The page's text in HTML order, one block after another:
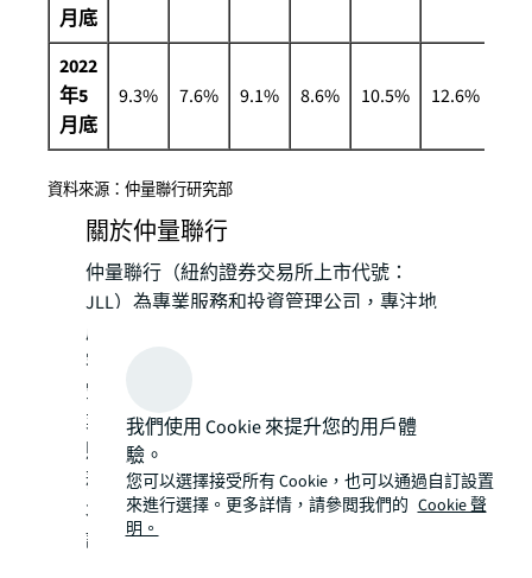
月底
2022
年5
月底
9.3% 7.6% 9.1% 8.6% 10.5% 12.6%
資料來源：仲量聯行研究部
關於仲量聯行
仲量聯行（紐約證券交易所上市代號：
JLL）為專業服務和投資管理公司，專注地
產及投資管理。我們利用最先進的科技，為
客戶、員工及社區創造難得的機會、理想的
空間及可持續發展地產方案，以重塑地產行
業的未來，打造更美好的世界。仲量聯行為
財富500公司，2021年收入達194億美元，業
務遍佈全球超過80個國家，截至2022年3月
31日，全球員工數目超過100,000人。詳情
請瀏覽www.jll.com
我們使用 Cookie 來提升您的用戶體
驗。
您可以選擇接受所有 Cookie，也可以通過自訂設置
來進行選擇。更多詳情，請參閲我們的 Cookie 聲
明。